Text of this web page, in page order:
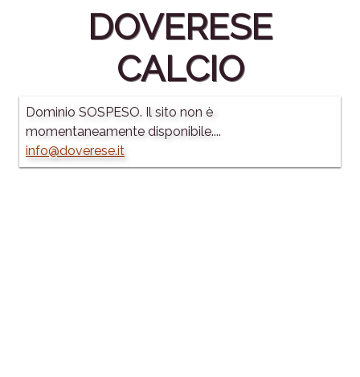
DOVERESE
CALCIO
Dominio SOSPESO. Il sito non è
momentaneamente disponibile....
info@doverese.it